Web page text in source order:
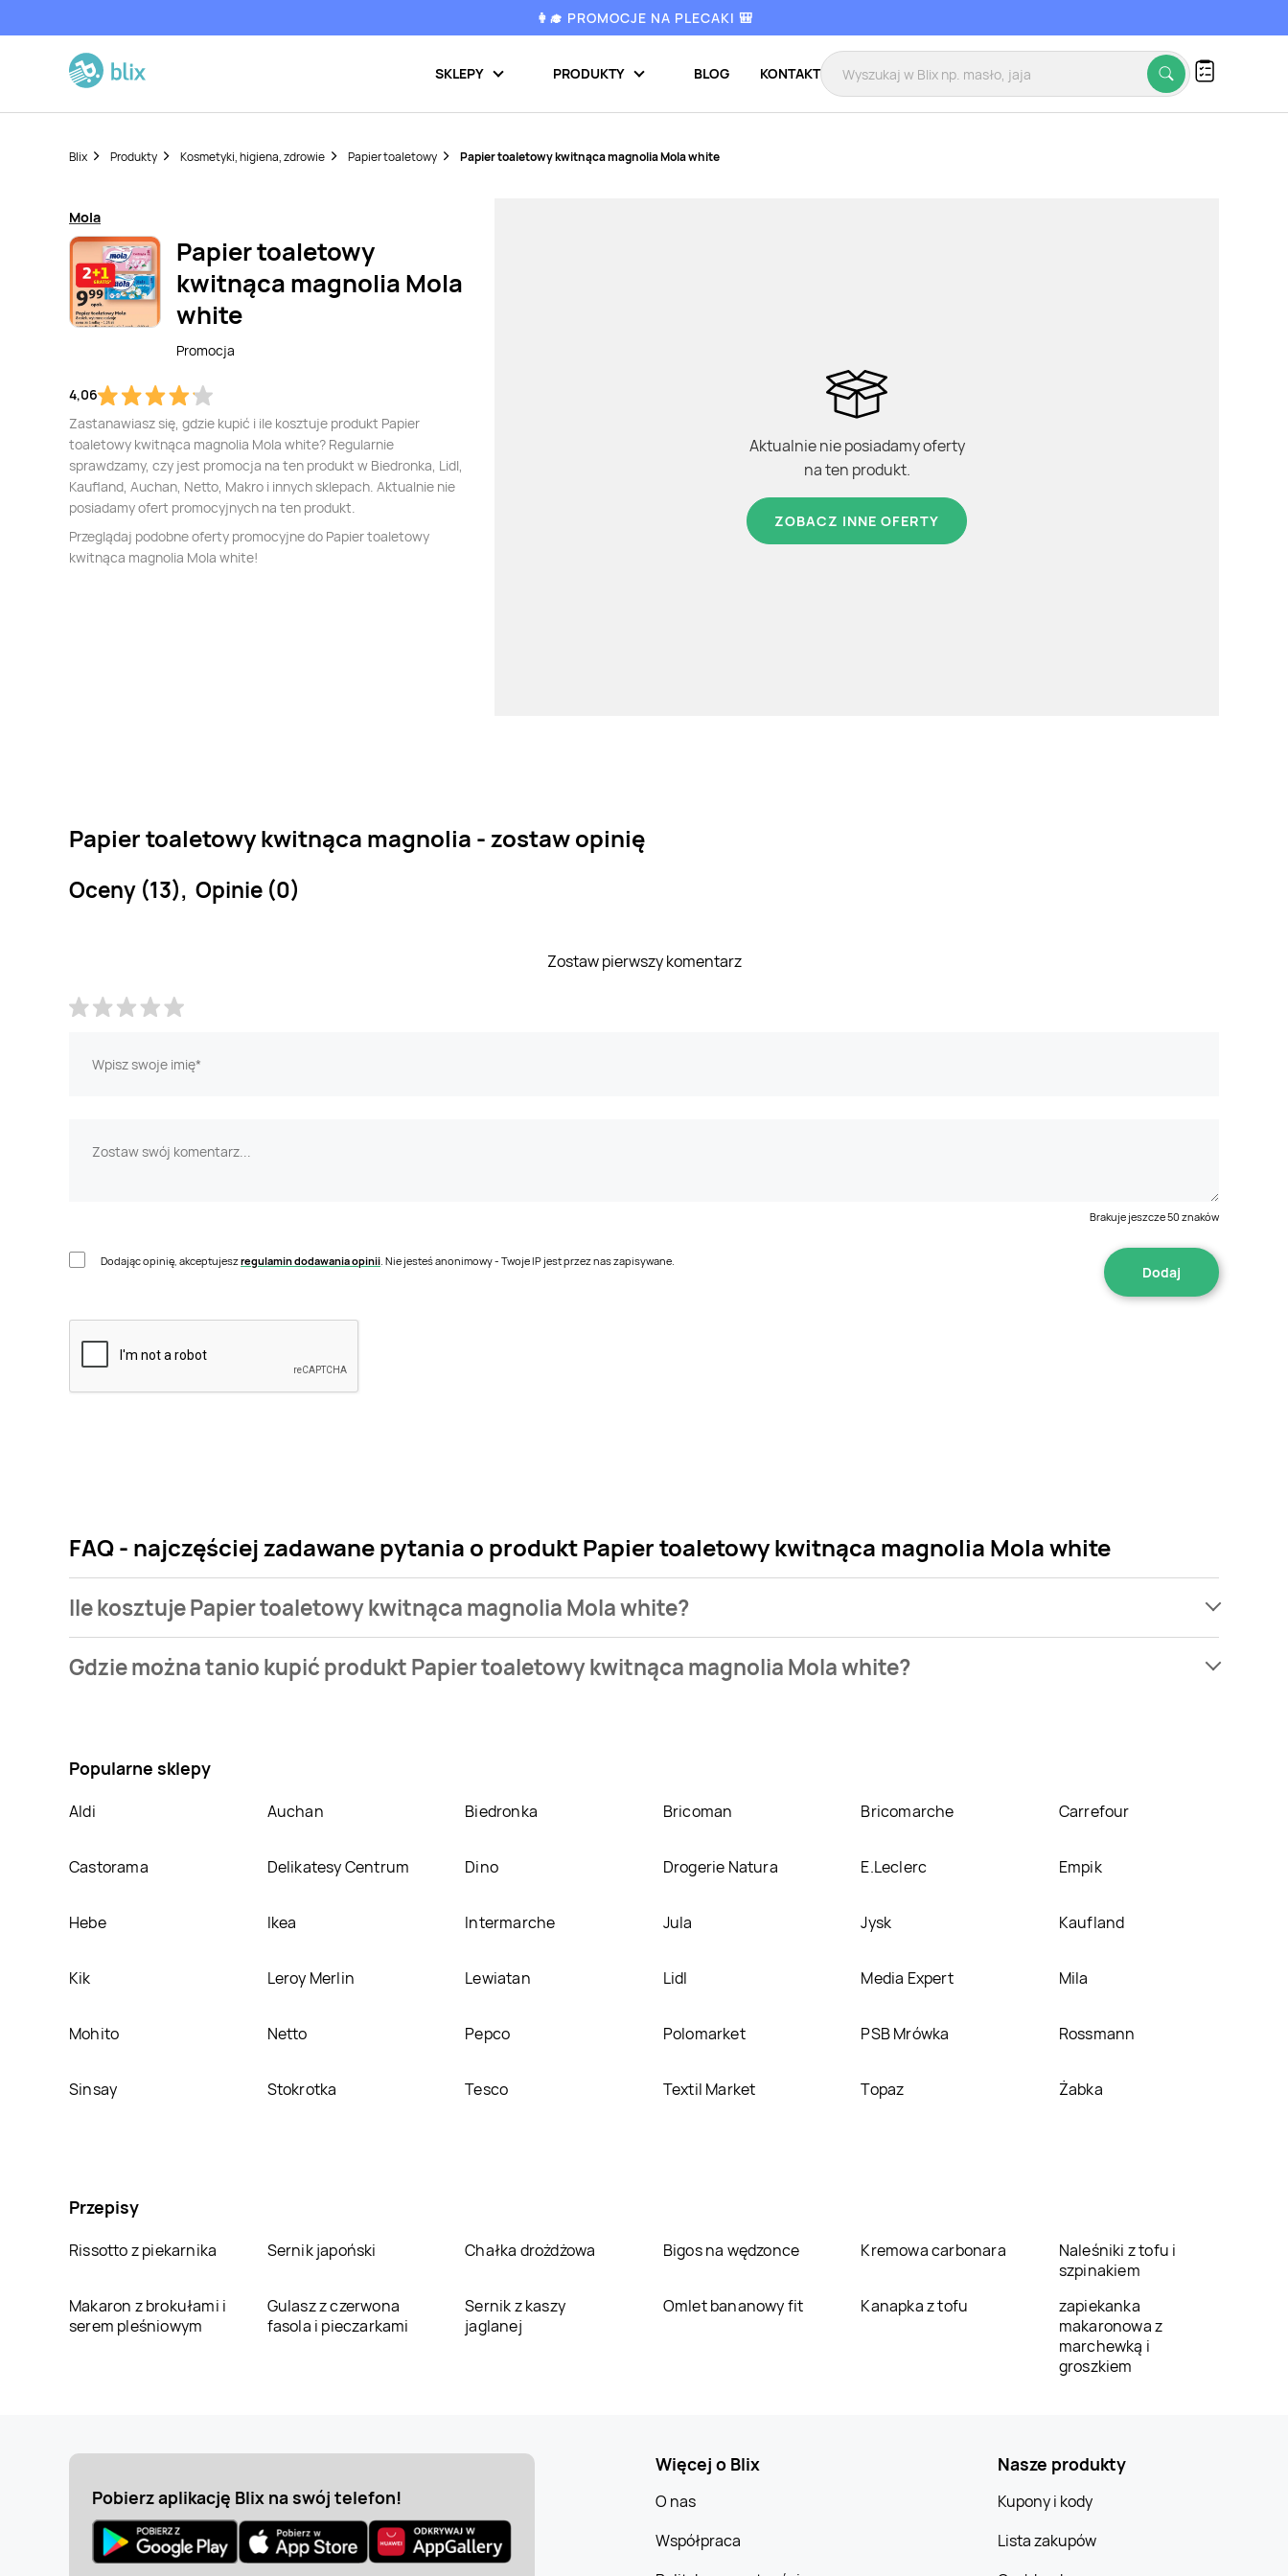
👩‍🎓 PROMOCJE NA PLECAKI 🎒
SKLEPY PRODUKTY BLOG KONTAKT
Blix Produkty Kosmetyki, higiena, zdrowie Papier toaletowy Papier toaletowy kwitnąca magnolia Mola white
Mola
Papier toaletowy
kwitnąca magnolia Mola
white
Promocja
4,06
Zastanawiasz się, gdzie kupić i ile kosztuje produkt Papier
toaletowy kwitnąca magnolia Mola white? Regularnie
sprawdzamy, czy jest promocja na ten produkt w Biedronka, Lidl,
Kaufland, Auchan, Netto, Makro i innych sklepach. Aktualnie nie
posiadamy ofert promocyjnych na ten produkt.
Przeglądaj podobne oferty promocyjne do Papier toaletowy
kwitnąca magnolia Mola white!
Aktualnie nie posiadamy oferty
na ten produkt.
ZOBACZ INNE OFERTY
Papier toaletowy kwitnąca magnolia - zostaw opinię
Oceny (13), Opinie (0)
Zostaw pierwszy komentarz
Brakuje jeszcze50 znaków
Dodając opinię, akceptujeszregulamin dodawania opinii . Nie jesteś anonimowy - Twoje IP jest przez nas zapisywane.
FAQ - najczęściej zadawane pytania o produkt Papier toaletowy kwitnąca magnolia Mola white
Ile kosztuje Papier toaletowy kwitnąca magnolia Mola white?
toaletowy kwitnąca magnolia Mola white kosztuje od 6,29 zł do 7,99 zł.
Gdzie można tanio kupić produkt Papier toaletowy kwitnąca magnolia Mola white?
Popularne sklepy
Aldi Auchan Biedronka Bricoman Bricomarche Carrefour
Castorama Delikatesy Centrum Dino Drogerie Natura E.Leclerc Empik
Hebe Ikea Intermarche Jula Jysk Kaufland
Kik Leroy Merlin Lewiatan Lidl Media Expert Mila
Mohito Netto Pepco Polomarket PSB Mrówka Rossmann
Sinsay Stokrotka Tesco Textil Market Topaz Żabka
Przepisy
Rissotto z piekarnika Sernik japoński Chałka drożdżowa Bigos na wędzonce Kremowa carbonara
Naleśniki z tofu i
szpinakiem
Makaron z brokułami i
serem pleśniowym
Gulasz z czerwona
fasola i pieczarkami
Sernik z kaszy
jaglanej
Omlet bananowy fit Kanapka z tofu
zapiekanka
makaronowa z
marchewką i
groszkiem
Pobierz aplikację Blix na swój telefon!
Więcej o Blix
O nas
Współpraca
Nasze produkty
Kupony i kody
Lista zakupów